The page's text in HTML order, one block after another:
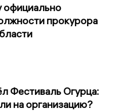
прокурора
Фестиваль Огурца:
на организацию?